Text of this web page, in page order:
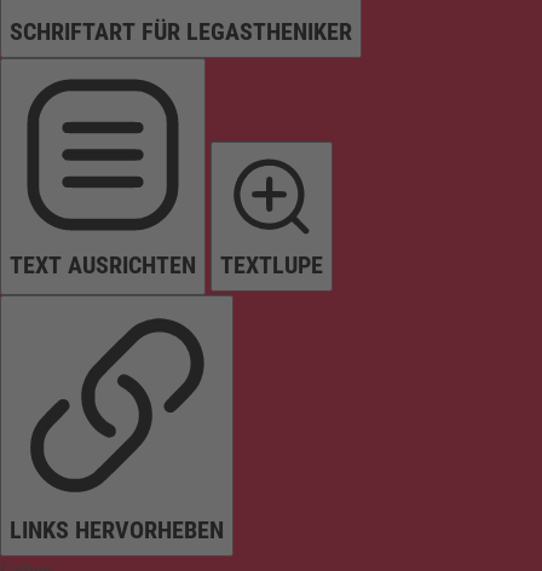
SCHRIFTART FÜR LEGASTHENIKER
TEXT AUSRICHTEN TEXTLUPE
LINKS HERVORHEBEN